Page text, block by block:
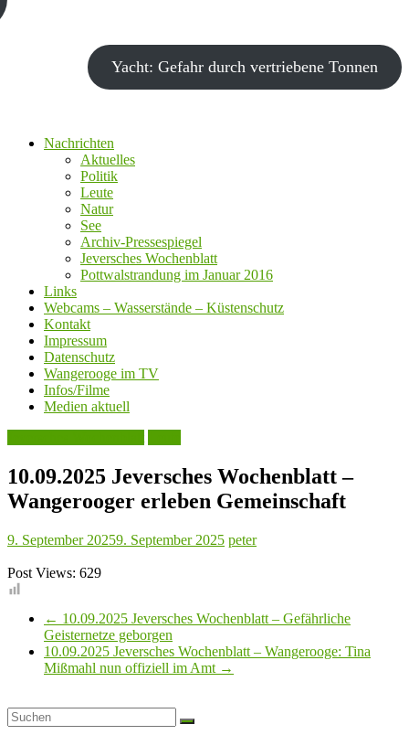
Yacht: Gefahr durch vertriebene Tonnen
Nachrichten
Aktuelles
Politik
Leute
Natur
See
Archiv-Pressespiegel
Jeversches Wochenblatt
Pottwalstrandung im Januar 2016
Links
Webcams – Wasserstände – Küstenschutz
Kontakt
Impressum
Datenschutz
Wangerooge im TV
Infos/Filme
Medien aktuell
10.09.2025 Jeversches Wochenblatt –
Wangerooger erleben Gemeinschaft
9. September 20259. September 2025 peter
Post Views: 629
← 10.09.2025 Jeversches Wochenblatt – Gefährliche
Geisternetze geborgen
10.09.2025 Jeversches Wochenblatt – Wangerooge: Tina
Mißmahl nun offiziell im Amt →